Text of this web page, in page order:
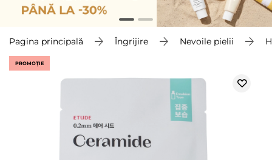
Pagina principală Îngrijire Nevoile pielii
PROMOȚIE